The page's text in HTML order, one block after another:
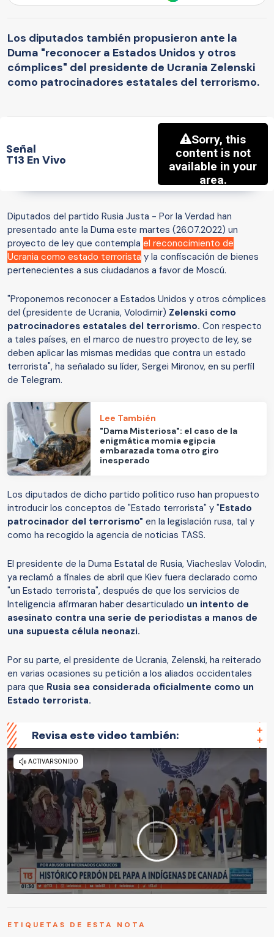
Los diputados también propusieron ante la
Duma "reconocer a Estados Unidos y otros
cómplices" del presidente de Ucrania Zelenski
como patrocinadores estatales del terrorismo.
Señal
T13 En Vivo
Diputados del partido Rusia Justa - Por la Verdad han
presentado ante la Duma este martes (26.07.2022) un
proyecto de ley que contempla el reconocimiento de
Ucrania como estado terrorista y la confiscación de bienes
pertenecientes a sus ciudadanos a favor de Moscú.
"Proponemos reconocer a Estados Unidos y otros cómplices
del (presidente de Ucrania, Volodimir) Zelenski como
patrocinadores estatales del terrorismo. Con respecto
a tales países, en el marco de nuestro proyecto de ley, se
deben aplicar las mismas medidas que contra un estado
terrorista", ha señalado su líder, Sergei Mironov, en su perfil
de Telegram.
Lee También
"Dama Misteriosa": el caso de la
enigmática momia egipcia
embarazada toma otro giro
inesperado
Los diputados de dicho partido político ruso han propuesto
introducir los conceptos de "Estado terrorista" y "Estado
patrocinador del terrorismo" en la legislación rusa, tal y
como ha recogido la agencia de noticias TASS.
El presidente de la Duma Estatal de Rusia, Viacheslav Volodin,
ya reclamó a finales de abril que Kiev fuera declarado como
"un Estado terrorista", después de que los servicios de
Inteligencia afirmaran haber desarticulado un intento de
asesinato contra una serie de periodistas a manos de
una supuesta célula neonazi.
Por su parte, el presidente de Ucrania, Zelenski, ha reiterado
en varias ocasiones su petición a los aliados occidentales
para que Rusia sea considerada oficialmente como un
Estado terrorista.
Revisa este video también:
ETIQUETAS DE ESTA NOTA